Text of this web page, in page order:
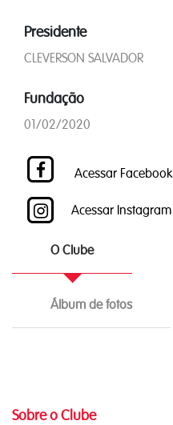
Presidente
CLEVERSON SALVADOR
Fundação
01/02/2020
Acessar Facebook
Acessar Instagram
O Clube
Álbum de fotos
Sobre o Clube